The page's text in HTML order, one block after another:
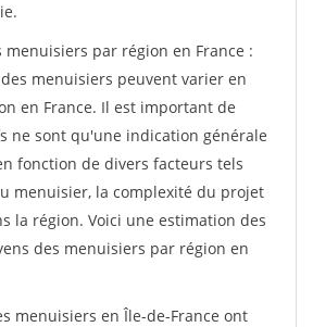
par région en France :
menuisiers peuvent varier en
en France. Il est important de
ne sont qu'une indication générale
fonction de divers facteurs tels
menuisier, la complexité du projet
la région. Voici une estimation des
des menuisiers par région en
menuisiers en Île-de-France ont